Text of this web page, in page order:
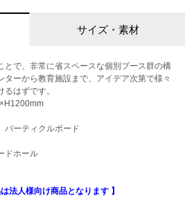
サイズ・素材
とで、非常に省スペースな個別ブース群の構
ターから教育施設まで、アイデア次第で様々
はずです。
パーティクルボード
ドホール
法人様向け商品となります 】